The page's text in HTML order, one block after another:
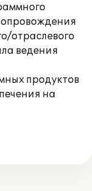
отраслевого
ведения
продуктов
на